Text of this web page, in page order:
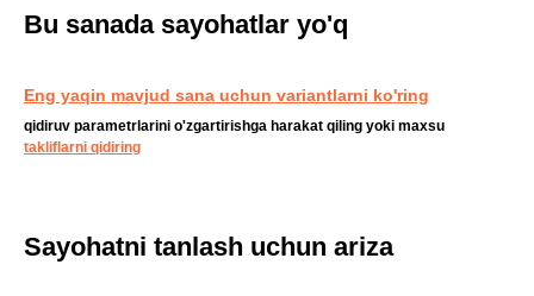
Bu sanada sayohatlar yo'q
Eng yaqin mavjud sana uchun variantlarni ko'ring
qidiruv parametrlarini o'zgartirishga harakat qiling yoki maxsu
takliflarni qidiring
Sayohatni tanlash uchun ariza